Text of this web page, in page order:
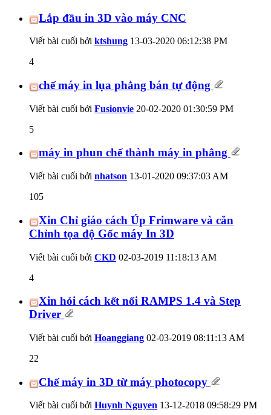
Lắp đầu in 3D vào máy CNC
Viết bài cuối bởi ktshung 13-03-2020 06:12:38 PM
4
chế máy in lụa phẳng bán tự động
Viết bài cuối bởi Fusionvie 20-02-2020 01:30:59 PM
5
máy in phun chế thành máy in phẳng
Viết bài cuối bởi nhatson 13-01-2020 09:37:03 AM
105
Xin Chỉ giáo cách Úp Frimware và căn
Chỉnh tọa độ Gốc máy In 3D
Viết bài cuối bởi CKD 02-03-2019 11:18:13 AM
4
Xin hỏi cách kết nối RAMPS 1.4 và Step
Driver
Viết bài cuối bởi Hoanggiang 02-03-2019 08:11:13 AM
22
Chế máy in 3D từ máy photocopy
Viết bài cuối bởi Huynh Nguyen 13-12-2018 09:58:29 PM